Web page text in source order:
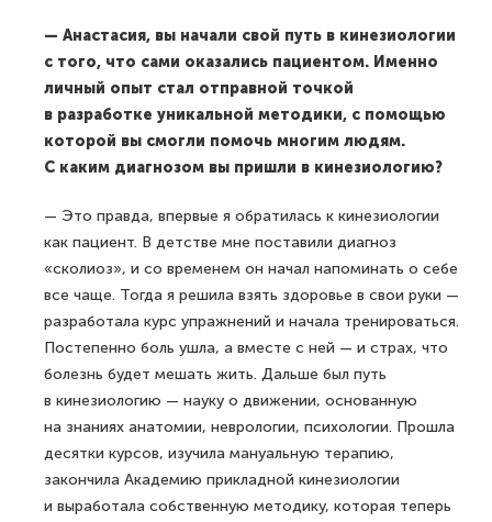
— Анастасия, вы начали свой путь в кинезиологии
с того, что сами оказались пациентом. Именно
личный опыт стал отправной точкой
в разработке уникальной методики, с помощью
которой вы смогли помочь многим людям.
С каким диагнозом вы пришли в кинезиологию?
— Это правда, впервые я обратилась к кинезиологии
как пациент. В детстве мне поставили диагноз
«сколиоз», и со временем он начал напоминать о себе
все чаще. Тогда я решила взять здоровье в свои руки —
разработала курс упражнений и начала тренироваться.
Постепенно боль ушла, а вместе с ней — и страх, что
болезнь будет мешать жить. Дальше был путь
в кинезиологию — науку о движении, основанную
на знаниях анатомии, неврологии, психологии. Прошла
десятки курсов, изучила мануальную терапию,
закончила Академию прикладной кинезиологии
и выработала собственную методику, которая теперь